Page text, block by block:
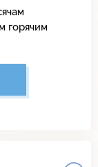
горячим